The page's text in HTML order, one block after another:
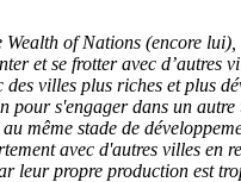
Wealth of Nations (encore
et se frotter avec
villes plus riches et plus
pour s'engager dans un
même stade de
avec d'autres villes en
leur propre production est